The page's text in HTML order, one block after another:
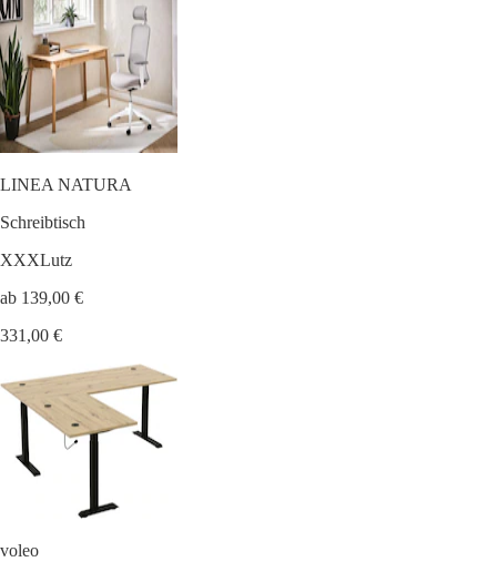
LINEA NATURA
Schreibtisch
XXXLutz
ab 139,00 €
331,00 €
voleo